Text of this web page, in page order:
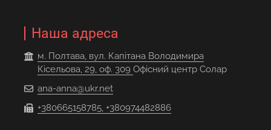
Наша адреса
м. Полтава, вул. Капітана Володимира
Кісельова, 29, оф. 309 Офісний центр Солар
ana-anna@ukr.net
+380665158785, +380974482886